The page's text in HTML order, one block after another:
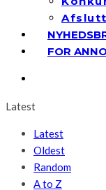
FOR
Latest
Latest
Oldest
Random
A to Z